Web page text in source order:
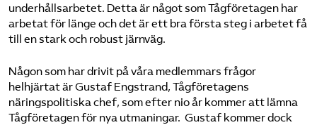
underhållsarbetet. Detta är något som Tågföretagen har
arbetat för länge och det är ett bra första steg i arbetet få
till en stark och robust järnväg.
Någon som har drivit på våra medlemmars frågor
helhjärtat är Gustaf Engstrand, Tågföretagens
näringspolitiska chef, som efter nio år kommer att lämna
Tågföretagen för nya utmaningar. Gustaf kommer dock